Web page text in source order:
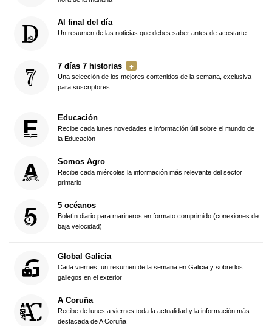
Al final del día
Un resumen de las noticias que debes saber antes de acostarte
7 días 7 historias
Una selección de los mejores contenidos de la semana, exclusiva
para suscriptores
Educación
Recibe cada lunes novedades e información útil sobre el mundo de
la Educación
Somos Agro
Recibe cada miércoles la información más relevante del sector
primario
5 océanos
Boletín diario para marineros en formato comprimido (conexiones de
baja velocidad)
Global Galicia
Cada viernes, un resumen de la semana en Galicia y sobre los
gallegos en el exterior
A Coruña
Recibe de lunes a viernes toda la actualidad y la información más
destacada de A Coruña